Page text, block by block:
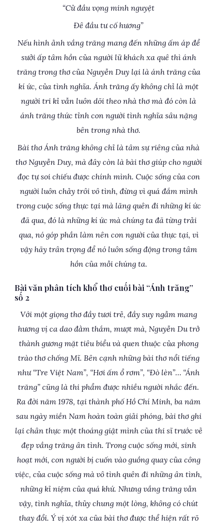
“Cử đầu vọng minh nguyệt
Đê đầu tư cố hương”
Nếu hình ảnh vầng trăng mang đến những ấm áp để
sưởi ấp tâm hồn của người lữ khách xa quê thì ánh
trăng trong thơ của Nguyễn Duy lại là ánh trăng của
kí ức, của tình nghĩa. Ánh trăng ấy không chỉ là một
người tri kỉ vẫn luôn dõi theo nhà thơ mà đó còn là
ánh trăng thức tỉnh con người tình nghĩa sâu nặng
bên trong nhà thơ.
Bài thơ Ánh trăng không chỉ là tâm sự riêng của nhà
thơ Nguyễn Duy, mà đây còn là bài thơ giúp cho người
đọc tự soi chiếu được chính mình. Cuộc sống của con
người luôn chảy trôi vô tình, đừng vì quá đắm mình
trong cuộc sống thực tại mà lãng quên đi những kí ức
đã qua, đó là những kí ức mà chúng ta đã từng trải
qua, nó góp phần làm nên con người của thực tại, vì
vậy hãy trân trọng để nó luôn sống động trong tâm
hồn của mỗi chúng ta.
Bài văn phân tích khổ thơ cuối bài “Ánh trăng”
số 2
Với một giọng thơ đầy tươi trẻ, đầy suy ngẫm mang
hương vị ca dao đằm thắm, mượt mà, Nguyễn Du trở
thành gương mặt tiêu biểu và quen thuộc của phong
trào thơ chống Mĩ. Bên cạnh những bài thơ nổi tiếng
như “Tre Việt Nam”, “Hơi ấm ổ rơm”, “Đò lèn”… “Ánh
trăng” cũng là thi phẩm được nhiều người nhắc đến.
Ra đời năm 1978, tại thành phố Hồ Chí Minh, ba năm
sau ngày miền Nam hoàn toàn giải phóng, bài thơ ghi
lại chân thực một thoáng giật mình của thi sĩ trước vẻ
đẹp vầng trăng ân tình. Trong cuộc sống mới, sinh
hoạt mới, con người bị cuốn vào guồng quay của công
việc, của cuộc sống mà vô tình quên đi những ân tình,
những kỉ niệm của quá khứ. Nhưng vầng trăng vẫn
vậy, tình nghĩa, thủy chung một lòng, không có chút
thay đổi. Ý vị xót xa của bài thơ được thể hiện rất rõ